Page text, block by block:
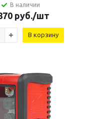
В наличии
руб./шт
В корзину